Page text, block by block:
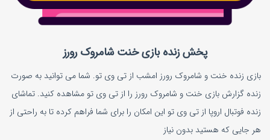
پخش زنده بازی خنت شامروک رورز
بازی زنده خنت و شامروک رورز امشب از تی وی تو. شما می توانید به صورت
زنده گزارش بازی خنت و شامروک رورز را از تی وی تو مشاهده کنید. تماشای
زنده فوتبال اروپا از تی وی تو این امکان را برای شما فراهم کرده تا به راحتی از
هر جایی که هستید بدون نیاز